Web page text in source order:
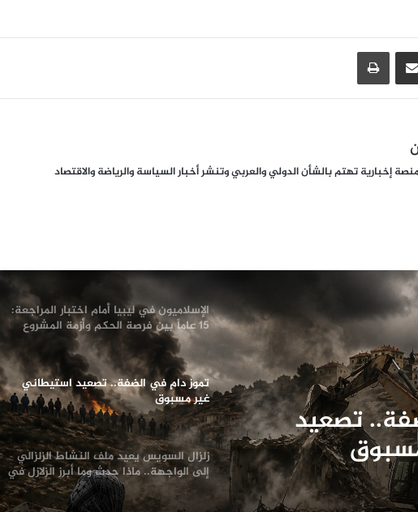
مشاركة عبر البريد طباعة
إخبارية تهتم بالشأن الدولي والعربي وتنشر أخبار السياسة والرياضة والاقتصاد
تصعيد
الدين في الصراع بينهما؟
الصحافة الأجنبية اليوم: تصعيد أميركي
مرتقب ضد إيران وأزمات غزة وسبتة
وسيناريوهات الملف حتى 2030
الإسلاميون في ليبيا أمام اختبار المراجعة:
15 عاماً بين فرصة الحكم وأزمة المشروع
تموز دامٍ في الضفة.. تصعيد استيطاني
غير مسبوق
زلزال السويس يعيد ملف النشاط الزلزالي
إلى الواجهة.. ماذا حدث وما أبرز الزلازل في
تاريخ مصر؟